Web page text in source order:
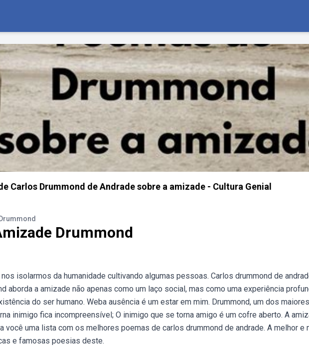
Carlos Drummond de Andrade sobre a amizade - Cultura Genial
Drummond
isolarmos da humanidade cultivando algumas pessoas. Carlos drummond de
aborda a amizade não apenas como um laço social, mas como uma experiência
do ser humano. Weba ausência é um estar em mim. Drummond, um dos maiores
inimigo fica incompreensível; O inimigo que se torna amigo é um cofre aberto. A
você uma lista com os melhores poemas de carlos drummond de andrade. A melhor e
e famosas poesias deste.